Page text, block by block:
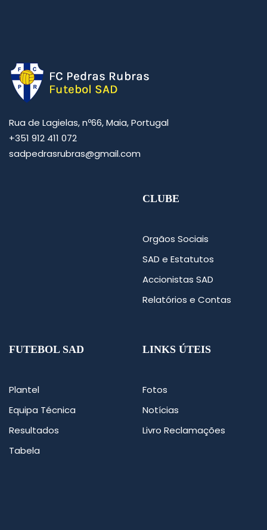
Rua de Lagielas, nº66, Maia, Portugal
+351 912 411 072
sadpedrasrubras@gmail.com
CLUBE
Orgãos Sociais
SAD e Estatutos
Accionistas SAD
Relatórios e Contas
FUTEBOL SAD
Plantel
Equipa Técnica
Resultados
Tabela
LINKS ÚTEIS
Fotos
Notícias
Livro Reclamações